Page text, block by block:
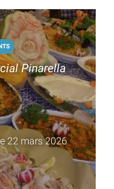
Pinarella
22 mars 2026